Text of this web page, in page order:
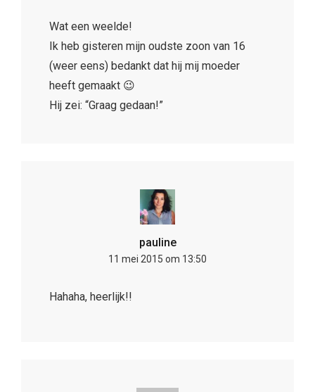
Wat een weelde!
Ik heb gisteren mijn oudste zoon van 16
(weer eens) bedankt dat hij mij moeder
heeft gemaakt 😉
Hij zei: “Graag gedaan!”
pauline
11 mei 2015 om 13:50
Hahaha, heerlijk!!